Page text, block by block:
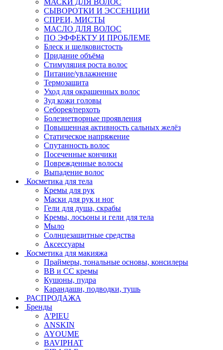
МАСКИ ДЛЯ ВОЛОС
СЫВОРОТКИ И ЭССЕНЦИИ
СПРЕИ, МИСТЫ
МАСЛО ДЛЯ ВОЛОС
ПО ЭФФЕКТУ И ПРОБЛЕМЕ
Блеск и шелковистость
Придание объёма
Стимуляция роста волос
Питание/увлажнение
Термозащита
Уход для окрашенных волос
Зуд кожи головы
Себорея/перхоть
Болезнетворные проявления
Повышенная активность сальных желёз
Статическое напряжение
Спутанность волос
Посеченные кончики
Поврежденные волосы
Выпадение волос
Косметика для тела
Кремы для рук
Маски для рук и ног
Гели для душа, скрабы
Кремы, лосьоны и гели для тела
Мыло
Солнцезащитные средства
Аксессуары
Косметика для макияжа
Праймеры, тональные основы, консилеры
BB и CC кремы
Кушоны, пудра
Карандаши, подводки, тушь
РАСПРОДАЖА
Бренды
A'PIEU
ANSKIN
AYOUME
BAVIPHAT